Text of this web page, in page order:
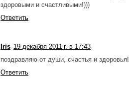
здоровыми и счастливыми!)))
Ответить
Iris 19 декабря 2011 г. в 17:43
поздравляю от души, счастья и здоровья!
Ответить